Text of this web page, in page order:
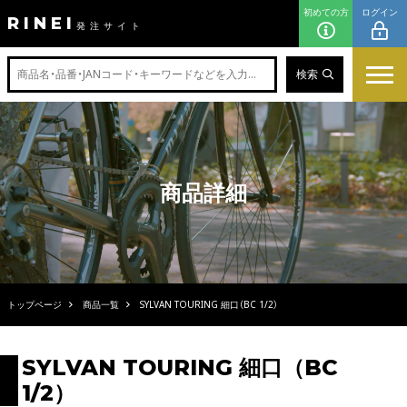
RINEI 発注サイト
初めての方 ログイン
検索
商品詳細
トップページ 商品一覧 SYLVAN TOURING 細口（BC 1/2）
SYLVAN TOURING 細口（BC
1/2）